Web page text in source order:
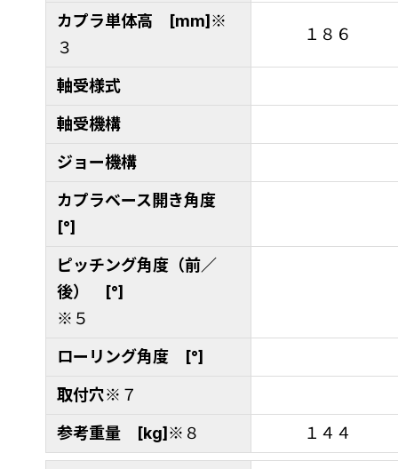
カプラ単体高 [mm] ※
３
１８６
軸受様式
軸受機構
ジョー機構
カプラベース開き角度
[°]
ピッチング角度（前／
後） [°]
※５
ローリング角度 [°]
取付穴※７
参考重量 [kg] ※８ １４４